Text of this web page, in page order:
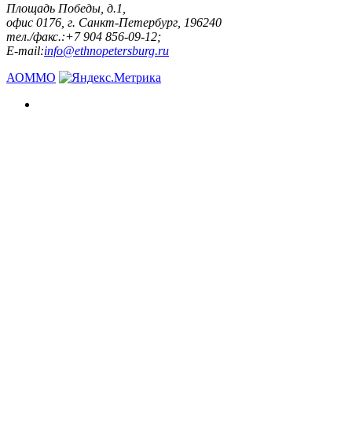
Площадь Победы, д.1,
офис 0176, г. Санкт-Петербург, 196240
тел./факс.:+7 904 856-09-12;
E-mail:info@ethnopetersburg.ru
АОММО